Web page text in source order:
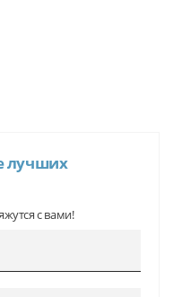
лучших
с вами!